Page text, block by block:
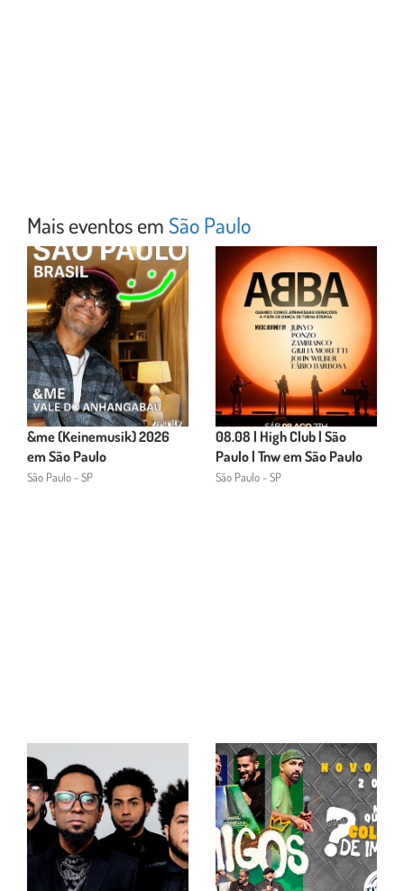
Mais eventos emSão Paulo
&me (Keinemusik) 2026
em São Paulo
São Paulo - SP
08.08 | High Club | São
Paulo | Tnw em São Paulo
São Paulo - SP